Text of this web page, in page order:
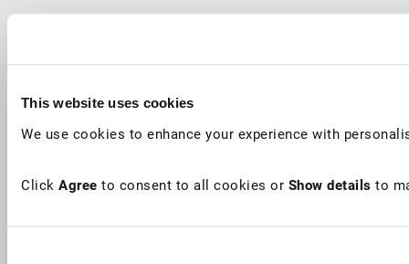
This website uses cookies
We use cookies to enhance your experience with
Click Agree to consent to all cookies or Show details to